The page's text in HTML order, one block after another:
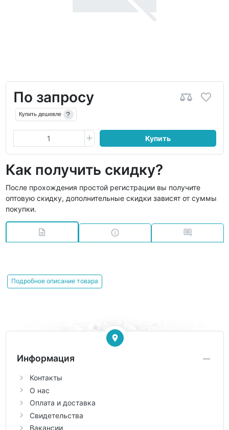
По запросу
Купить дешевле ?
Купить
Как получить скидку?
После прохождения простой регистрации вы получите
оптовую скидку, дополнительные скидки зависят от суммы
покупки.
Подробное описание товара
Информация
Контакты
О нас
Оплата и доставка
Свидетельства
Вакансии